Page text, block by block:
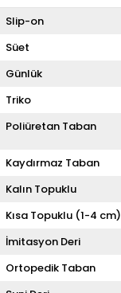
Slip-on
Süet
Günlük
Triko
Poliüretan Taban
Kaydırmaz Taban
Kalın Topuklu
Kısa Topuklu (1-4 cm)
İmitasyon Deri
Ortopedik Taban